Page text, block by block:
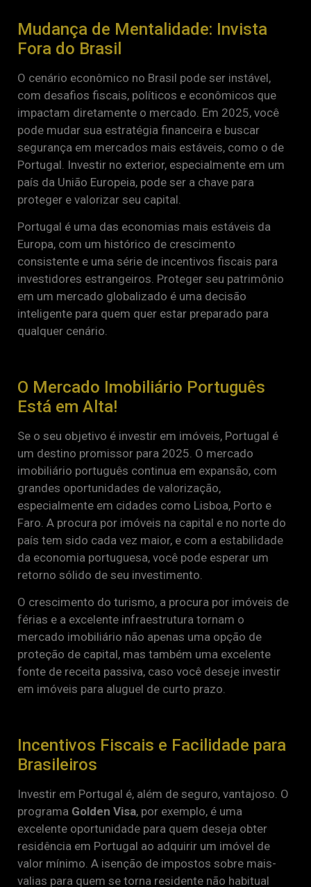
Mudança de Mentalidade: Invista
Fora do Brasil
O cenário econômico no Brasil pode ser instável,
com desafios fiscais, políticos e econômicos que
impactam diretamente o mercado. Em 2025, você
pode mudar sua estratégia financeira e buscar
segurança em mercados mais estáveis, como o de
Portugal. Investir no exterior, especialmente em um
país da União Europeia, pode ser a chave para
proteger e valorizar seu capital.
Portugal é uma das economias mais estáveis da
Europa, com um histórico de crescimento
consistente e uma série de incentivos fiscais para
investidores estrangeiros. Proteger seu patrimônio
em um mercado globalizado é uma decisão
inteligente para quem quer estar preparado para
qualquer cenário.
O Mercado Imobiliário Português
Está em Alta!
Se o seu objetivo é investir em imóveis, Portugal é
um destino promissor para 2025. O mercado
imobiliário português continua em expansão, com
grandes oportunidades de valorização,
especialmente em cidades como Lisboa, Porto e
Faro. A procura por imóveis na capital e no norte do
país tem sido cada vez maior, e com a estabilidade
da economia portuguesa, você pode esperar um
retorno sólido de seu investimento.
O crescimento do turismo, a procura por imóveis de
férias e a excelente infraestrutura tornam o
mercado imobiliário não apenas uma opção de
proteção de capital, mas também uma excelente
fonte de receita passiva, caso você deseje investir
em imóveis para aluguel de curto prazo.
Incentivos Fiscais e Facilidade para
Brasileiros
Investir em Portugal é, além de seguro, vantajoso. O
programa Golden Visa, por exemplo, é uma
excelente oportunidade para quem deseja obter
residência em Portugal ao adquirir um imóvel de
valor mínimo. A isenção de impostos sobre mais-
valias para quem se torna residente não habitual